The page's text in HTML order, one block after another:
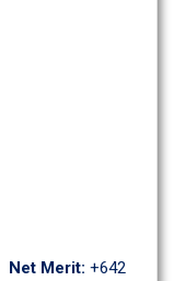
Net Merit: +642